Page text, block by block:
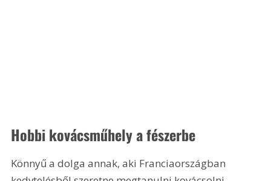
Hobbi kovácsműhely a fészerbe
Könnyű a dolga annak, aki Franciaországban